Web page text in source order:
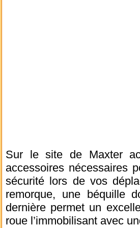
Sur le site de Maxter
accessoires nécessaires
sécurité lors de vos
remorque, une béquille
dernière permet un
roue l’immobilisant avec